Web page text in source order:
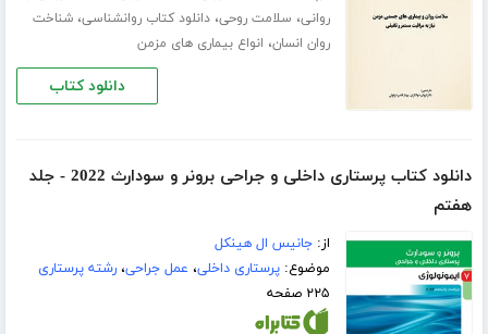
روانی، سلامت روحی،دانلود کتاب روانشناسی،شناخت
روان انسان، انواع بیماری های مزمن
دانلود کتاب
دانلود کتاب پرستاری داخلی و جراحی برونر و سودارث 2022 - جلد
هفتم
از:جانیس ال هینکل
موضوع:پرستاری داخلی، عمل جراحی،رشته پرستاری
۲۲۵ صفحه